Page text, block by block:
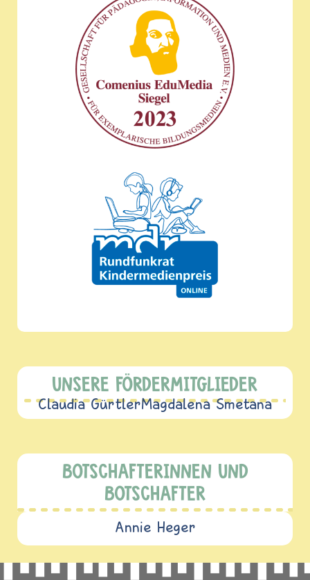
UNSERE FÖRDERMITGLIEDER
Claudia GürtlerMagdalena Smetana
BOTSCHAFTERINNEN UND
BOTSCHAFTER
Annie Heger